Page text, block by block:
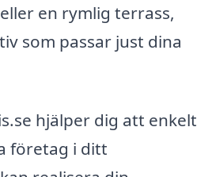
en rymlig terrass,
som passar just dina
hjälper dig att enkelt
företag i ditt